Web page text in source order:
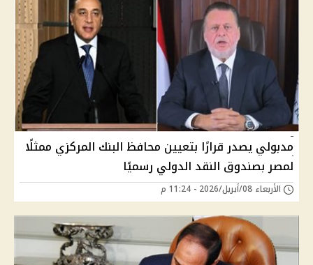
مدبولي يصدر قرارًا بتعيين محافظ البنك المركزي ممثلًا
لمصر بصندوق النقد الدولي رسميًا
الأربعاء 08/أبريل/2026 - 11:24 م